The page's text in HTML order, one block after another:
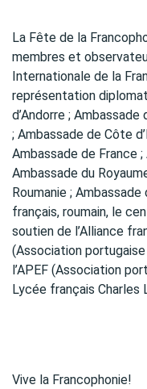
La Fête de la
membres et
Internationale de la
représentation
d’Andorre ;
; Ambassade de Côte
Ambassade de France
Ambassade du
Roumanie ;
français, roumain, le
soutien de l’Alliance
(Association
l’APEF (Association
Lycée français Charles
Vive la Francophonie!